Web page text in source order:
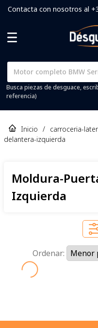
Contacta con nosotros al
Busca piezas de desguace,
referencia)
Inicio / carroceria-
delantera-izquierda
Moldura-
Izquierda
Ordenar: